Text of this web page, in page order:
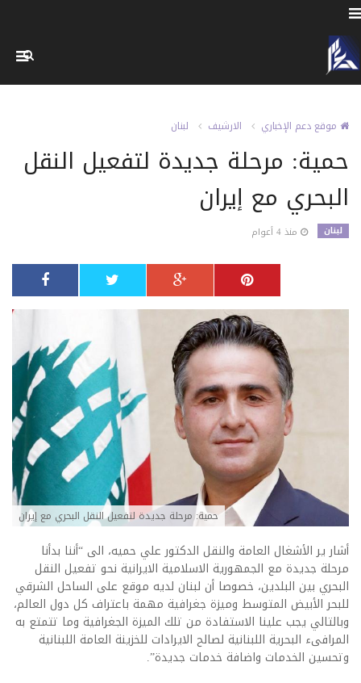
موقع دعم الإخباري الارشيف لبنان
حمية: مرحلة جديدة لتفعيل النقل
البحري مع إيران
لبنان منذ 4 أعوام
حمية: مرحلة جديدة لتفعيل النقل البحري مع إيران
أشار ير الأشغال العامة والنقل الدكتور علي حميه، الى “أننا بدأنا
مرحلة جديدة مع الجمهورية الاسلامية الايرانية نحو تفعيل النقل
البحري بين البلدين، خصوصا أن لبنان لديه موقع على الساحل الشرقي
للبحر الأبيض المتوسط وميزة جغرافية مهمة باعتراف كل دول العالم،
وبالتالي يجب علينا الاستفادة من تلك الميزة الجغرافية وما تتمتع به
المرافىء البحرية اللبنانية لصالح الايرادات للخزينة العامة اللبنانية
وتحسين الخدمات واضافة خدمات جديدة”.